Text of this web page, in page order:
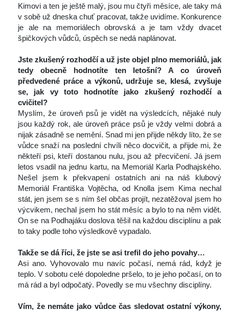
Kimovi a ten je ještě malý, jsou mu čtyři měsíce, ale taky má
v sobě už dneska chuť pracovat, takže uvidíme. Konkurence
je ale na memoriálech obrovská a je tam vždy dvacet
špičkových vůdců, úspěch se nedá naplánovat.
Jste zkušený rozhodčí a už jste objel plno memoriálů, jak
tedy obecně hodnotíte ten letošní? A co úroveň
předvedené práce a výkonů, udržuje se, klesá, zvyšuje
e, jak vy toto hodnotíte jako zkušený rozhodčí a
cvičitel?
Myslím, že úroveň psů je vidět na výsledcích, nějaké nuly
jsou každý rok, ale úroveň práce psů je vždy velmi dobrá a
nijak zásadně se nemění. Snad mi jen přijde někdy líto, že se
vůdce snaží na poslední chvíli něco docvičit, a přijde mi, že
někteří psi, kteří dostanou nulu, jsou až přecvičení. Já jsem
letos vsadil na jednu kartu, na Memoriál Karla Podhajského.
Nešel jsem k překvapení ostatních ani na náš klubový
Memoriál Františka Vojtěcha, od Knolla jsem Kima nechal
tát, jen jsem se s ním šel občas projít, nezatěžoval jsem ho
výcvikem, nechal jsem ho stát měsíc a bylo to na něm vidět.
On se na Podhajáku doslova těšil na každou disciplínu a pak
to taky podle toho výsledkově vypadalo.
Takže se dá říci, že jste se asi trefil do jeho povahy…
Asi ano. Vyhovovalo mu navíc počasí, nemá rád, když je
teplo. V sobotu celé dopoledne pršelo, to je jeho počasí, on to
má rád a byl odpočatý. Povedly se mu všechny disciplíny.
Vím, že nemáte jako vůdce čas sledovat ostatní výkony,